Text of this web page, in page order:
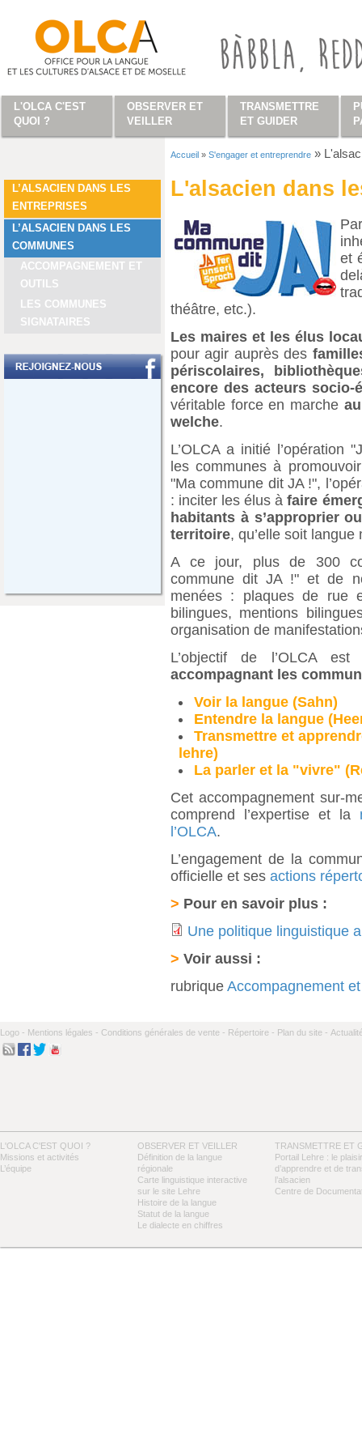
L’ALSACIEN DANS LES
ENTREPRISES
L’ALSACIEN DANS LES
COMMUNES
ACCOMPAGNEMENT ET
OUTILS
LES COMMUNES
SIGNATAIRES
Vous êtes ici
Accueil » S'engager et entreprendre »
L'alsacien dans
et
théâtre, etc.).
Les maires et les élus
pour agir auprès des
périscolaires,
encore des acteurs socio-
véritable force en marche
welche.
L’OLCA a initié l’opération
les communes à
"Ma commune dit JA !",
: inciter les élus àfaire
habitants à s’approprier
territoire, qu’elle soit
A ce jour, plus de 300
commune dit JA !" et de
menées : plaques de rue
bilingues, mentions
organisation de
L’objectif de l’OLCA
accompagnant les
Voir la langue (Sahn)
Entendre la langue
Transmettre et
lehre)
La parler et la "vivre"
Cet accompagnement sur-
comprend l’expertise et la
l’OLCA.
L’engagement de la
officielle et ses actions
> Pour en savoir plus :
Une politique linguistique
> Voir aussi :
rubrique Accompagnement
Logo - Mentions légales - Conditions générales de vente - Répertoire - Plan du site -
L'OLCA C'EST QUOI ?
Missions et activités
L’équipe
OBSERVER ET VEILLER
Définition de la langue
régionale
Carte linguistique interactive
sur le site Lehre
Histoire de la langue
Statut de la langue
Le dialecte en chiffres
TRANSMETTRE ET
Portail Lehre : le plaisir
d’apprendre et de
l’alsacien
Centre de
L'OLCA C'EST
QUOI ?
OBSERVER ET
VEILLER
TRANSMETTRE
ET GUIDER